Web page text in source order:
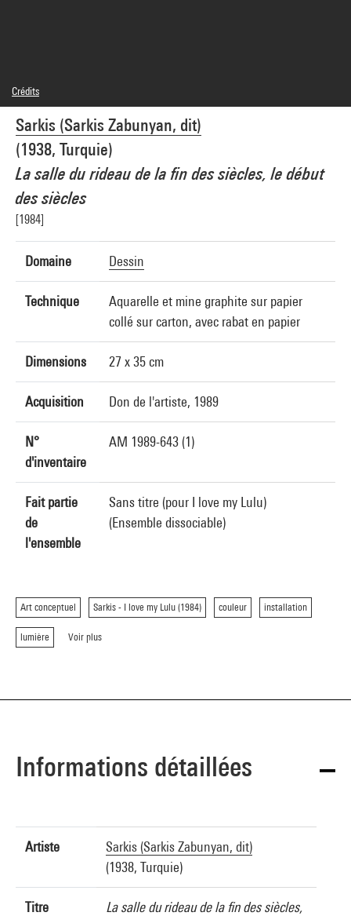
Sarkis (Sarkis Zabunyan, dit)
(1938, Turquie)
La salle du rideau de la fin des siècles, le début
des siècles
[1984]
Domaine Dessin
Technique
Aquarelle et mine graphite sur papier
collé sur carton, avec rabat en papier
Dimensions 27 x 35 cm
Acquisition Don de l'artiste, 1989
N°
d'inventaire
AM 1989-643 (1)
Fait partie
de
l'ensemble
Sans titre (pour I love my Lulu)
(Ensemble dissociable)
Art conceptuel Sarkis - I love my Lulu (1984) couleur installation
lumière Voir plus
Crédits
© Adagp, Paris
Crédit photographique : Centre Pompidou, MNAM-CCI/Georges Meguerditchian/Dist.
GrandPalaisRmn
Réf. image : 4N04583
Diffusion image :GrandPalaisRmnPhoto
Informations détaillées
Artiste
Sarkis (Sarkis Zabunyan, dit)
(1938, Turquie)
Titre
La salle du rideau de la fin des siècles,